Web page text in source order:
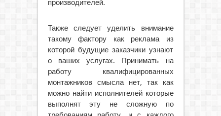
производителей.
Также следует уделить внимание
такому фактору как реклама из
которой будущие заказчики узнают
о ваших услугах. Принимать на
работу квалифицированных
монтажников смысла нет, так как
можно найти исполнителей которые
выполнят эту не сложную по